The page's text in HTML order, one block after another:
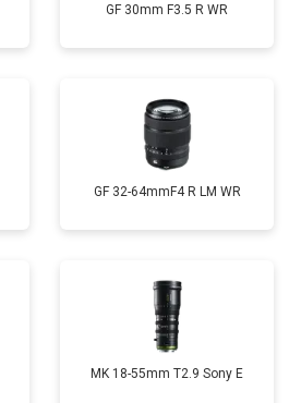
GF 30mm F3.5 R WR
GF 32-64mmF4 R LM WR
MK 18-55mm T2.9 Sony E